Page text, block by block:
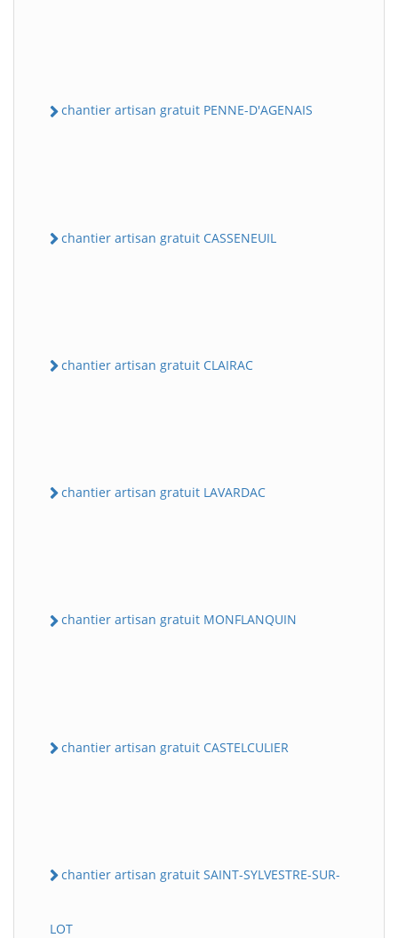
chantier artisan gratuit PENNE-D'AGENAIS
chantier artisan gratuit CASSENEUIL
chantier artisan gratuit CLAIRAC
chantier artisan gratuit LAVARDAC
chantier artisan gratuit MONFLANQUIN
chantier artisan gratuit CASTELCULIER
chantier artisan gratuit SAINT-SYLVESTRE-SUR-
LOT